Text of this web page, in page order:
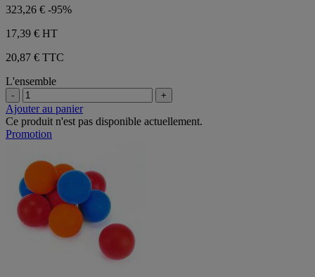
323,26 € -95%
17,39 € HT
20,87 € TTC
L'ensemble
- +
Ajouter au panier
Ce produit n'est pas disponible actuellement.
Promotion